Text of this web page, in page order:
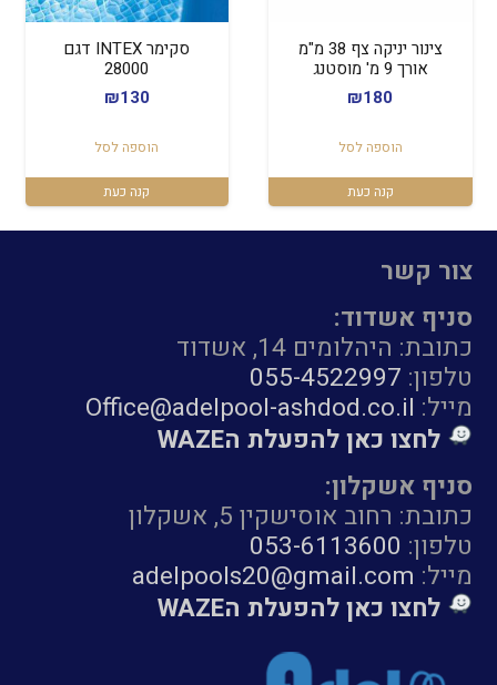
צינור יניקה צף 38 מ"מ
אורך 9 מ' מוסטנג
₪180
הוספה לסל
קנה כעת
סקימר INTEX דגם
28000
₪130
הוספה לסל
קנה כעת
צור קשר
סניף אשדוד:
כתובת: היהלומים 14, אשדוד
טלפון: 055-4522997
מייל: Office@adelpool-ashdod.co.il
לחצו כאן להפעלת הWAZE
סניף אשקלון:
כתובת: רחוב אוסישקין 5, אשקלון
טלפון: 053-6113600
מייל: adelpools20@gmail.com
לחצו כאן להפעלת הWAZE